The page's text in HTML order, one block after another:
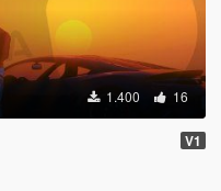
1.400 16
V1